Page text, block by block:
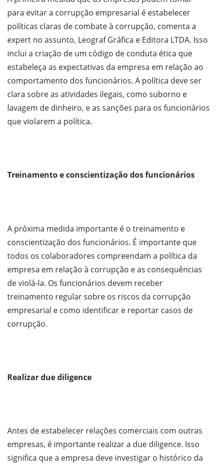
para evitar a corrupção empresarial é estabelecer
políticas claras de combate à corrupção, comenta a
expert no assunto, Leograf Gráfica e Editora LTDA. Isso
inclui a criação de um código de conduta ética que
estabeleça as expectativas da empresa em relação ao
comportamento dos funcionários. A política deve ser
clara sobre as atividades ilegais, como suborno e
lavagem de dinheiro, e as sanções para os funcionários
que violarem a política.
Treinamento e conscientização dos funcionários
A próxima medida importante é o treinamento e
conscientização dos funcionários. É importante que
todos os colaboradores compreendam a política da
empresa em relação à corrupção e as consequências
de violá-la. Os funcionários devem receber
treinamento regular sobre os riscos da corrupção
empresarial e como identificar e reportar casos de
corrupção.
Realizar due diligence
Antes de estabelecer relações comerciais com outras
empresas, é importante realizar a due diligence. Isso
significa que a empresa deve investigar o histórico da